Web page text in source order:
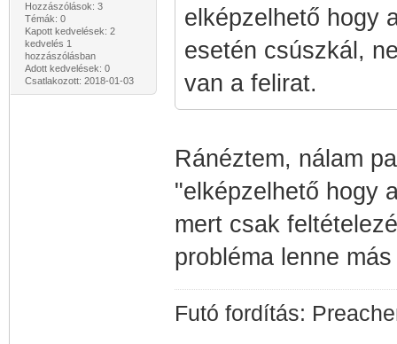
Hozzászólások: 3
Témák: 0
Kapott kedvelések: 2
kedvelés 1
hozzászólásban
Adott kedvelések: 0
Csatlakozott: 2018-01-03
elképzelhető hogy
esetén csúszkál,
van a felirat.
Ránéztem, nálam
"elképzelhető hogy
mert csak
probléma lenne
Futó fordítás: